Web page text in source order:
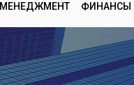
МЕНЕДЖМЕНТ ФИНАНСЫ